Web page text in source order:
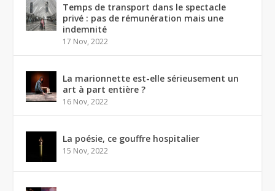
Temps de transport dans le spectacle
privé : pas de rémunération mais une
indemnité
17 Nov, 2022
La marionnette est-elle sérieusement un
art à part entière ?
16 Nov, 2022
La poésie, ce gouffre hospitalier
15 Nov, 2022